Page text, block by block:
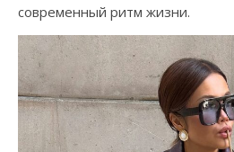
современный ритм жизни.